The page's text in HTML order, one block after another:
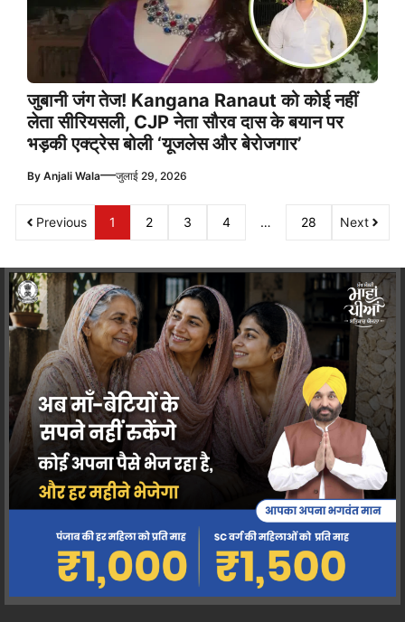
जुबानी जंग तेज! Kangana Ranaut को कोई नहीं
लेता सीरियसली, CJP नेता सौरव दास के बयान पर
भड़की एक्ट्रेस बोली ‘यूजलेस और बेरोजगार’
By Anjali Wala—जुलाई 29, 2026
Previous 1 2 3 4 … 28 Next